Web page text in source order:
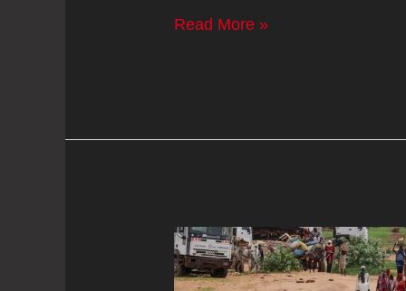
Roberto
la
Nicolás
Maduro
Read More »